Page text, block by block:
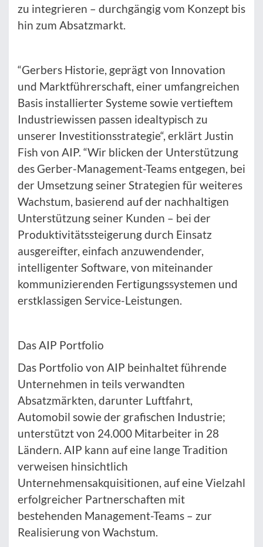
zu integrieren – durchgängig vom Konzept bis
hin zum Absatzmarkt.
“Gerbers Historie, geprägt von Innovation
und Marktführerschaft, einer umfangreichen
Basis installierter Systeme sowie vertieftem
Industriewissen passen idealtypisch zu
unserer Investitionsstrategie“, erklärt Justin
Fish von AIP. “Wir blicken der Unterstützung
des Gerber-Management-Teams entgegen, bei
der Umsetzung seiner Strategien für weiteres
Wachstum, basierend auf der nachhaltigen
Unterstützung seiner Kunden – bei der
Produktivitätssteigerung durch Einsatz
ausgereifter, einfach anzuwendender,
intelligenter Software, von miteinander
kommunizierenden Fertigungssystemen und
erstklassigen Service-Leistungen.
Das AIP Portfolio
Das Portfolio von AIP beinhaltet führende
Unternehmen in teils verwandten
Absatzmärkten, darunter Luftfahrt,
Automobil sowie der grafischen Industrie;
unterstützt von 24.000 Mitarbeiter in 28
Ländern. AIP kann auf eine lange Tradition
verweisen hinsichtlich
Unternehmensakquisitionen, auf eine Vielzahl
erfolgreicher Partnerschaften mit
bestehenden Management-Teams – zur
Realisierung von Wachstum.